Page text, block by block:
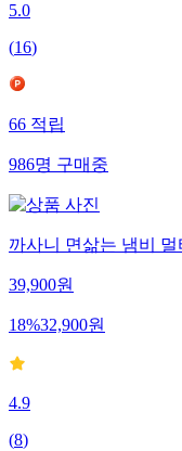
5.0
(16)
66 적립
986명 구매중
까사니 면삶는 냄비
39,900원
18%32,900원
4.9
(8)